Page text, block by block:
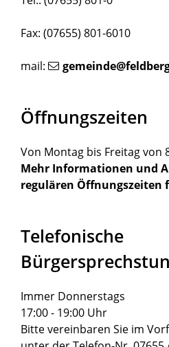
Fax: (07655) 801-6010
mail:
Öffnungszeiten
Von Montag bis Freitag von
Mehr Informationen und
regulären Öffnungszeiten
Telefonische
Immer Donnerstags
17:00 - 19:00 Uhr
Bitte vereinbaren Sie im